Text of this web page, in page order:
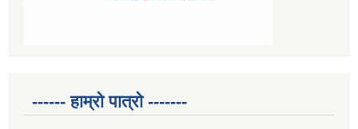
------ हाम्रो पात्रो -------